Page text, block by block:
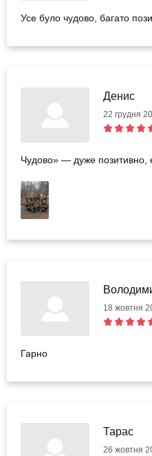
Усе було чудово, багато
Денис
22 грудня
Чудово» — дуже позитивно,
18 жовтня
Гарно
Тарас
26 жовтня